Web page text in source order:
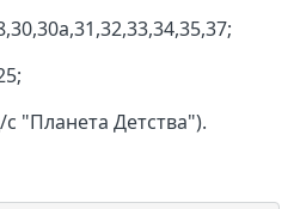
"Планета Детства").